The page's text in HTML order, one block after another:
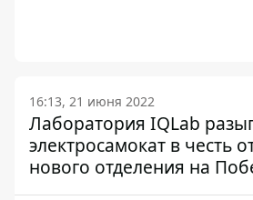
16:13, 21 июня 2022
Лаборатория IQLab
электросамокат в честь
нового отделения на